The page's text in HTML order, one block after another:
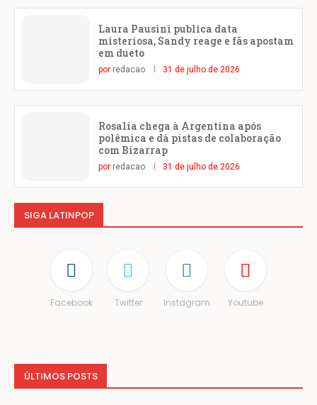
Laura Pausini publica data
misteriosa, Sandy reage e fãs apostam
em dueto
por redacao 31 de julho de 2026
Rosalía chega à Argentina após
polêmica e dá pistas de colaboração
com Bizarrap
por redacao 31 de julho de 2026
SIGA LATINPOP
Facebook Twitter Instagram Youtube
ÚLTIMOS POSTS